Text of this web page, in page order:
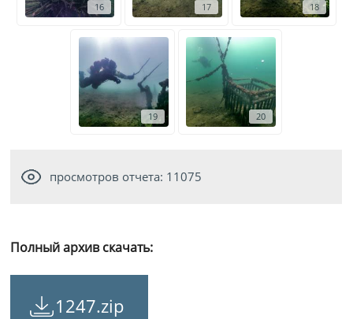
16 17 18
19 20
просмотров отчета: 11075
Полный архив скачать:
1247.zip